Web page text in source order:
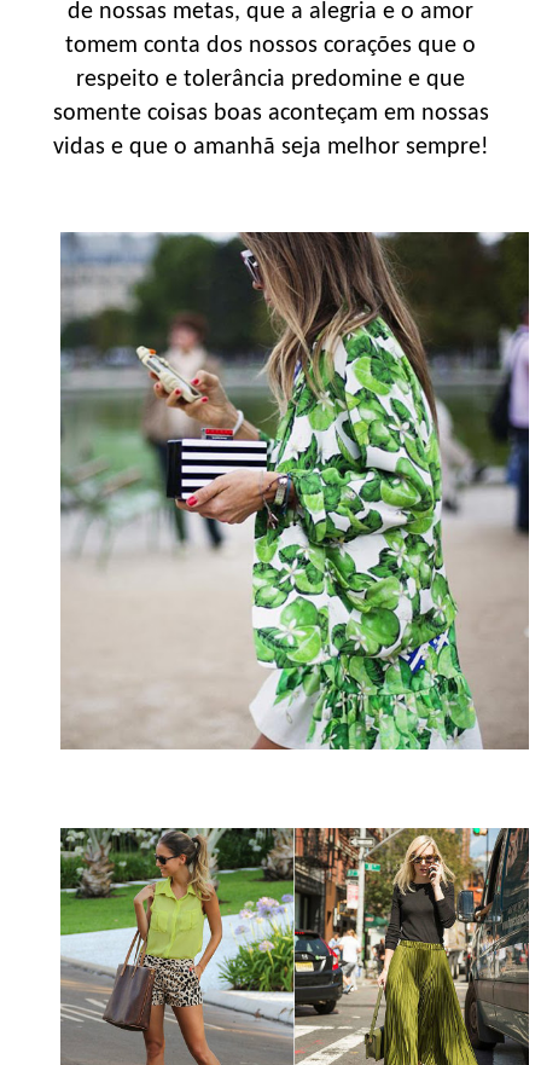
de nossas metas, que a alegria e o amor
tomem conta dos nossos corações que o
respeito e tolerância predomine e que
somente coisas boas aconteçam em nossas
vidas e que o amanhã seja melhor sempre!